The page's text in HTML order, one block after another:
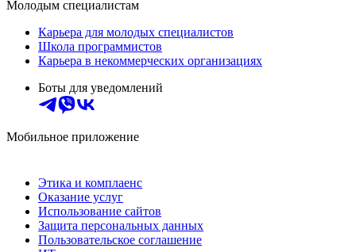
Молодым специалистам
Карьера для молодых специалистов
Школа программистов
Карьера в некоммерческих организациях
Боты для уведомлений
Мобильное приложение
Этика и комплаенс
Оказание услуг
Использование сайтов
Защита персональных данных
Пользовательское соглашение